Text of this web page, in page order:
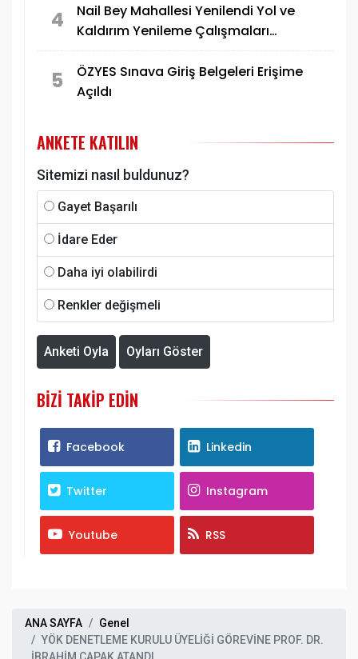
4
Nail Bey Mahallesi Yenilendi Yol ve
Kaldırım Yenileme Çalışmaları
5
ÖZYES Sınava Giriş Belgeleri Erişime
Açıldı
ANKETE KATILIN
Sitemizi nasıl buldunuz?
Gayet Başarılı
İdare Eder
Daha iyi olabilirdi
Renkler değişmeli
Anketi Oyla Oyları Göster
BIZI TAKIP EDIN
Facebook Linkedin
Twitter Instagram
Youtube RSS
ANA SAYFA
Genel
YÖK DENETLEME KURULU ÜYELİĞİ GÖREVİNE PROF. DR.
İBRAHİM ÇAPAK ATANDI